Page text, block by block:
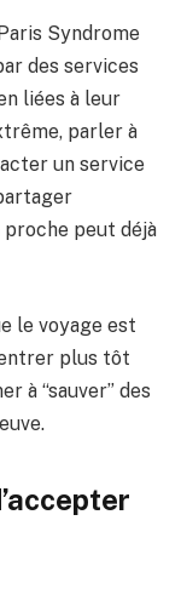
Syndrome
des services
liées à leur
parler à
un service
proche peut déjà
le voyage est
plus tôt
à “sauver” des